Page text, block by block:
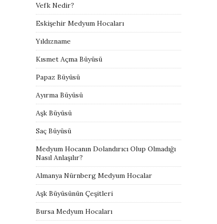
Vefk Nedir?
Eskişehir Medyum Hocaları
Yıldızname
Kısmet Açma Büyüsü
Papaz Büyüsü
Ayırma Büyüsü
Aşk Büyüsü
Saç Büyüsü
Medyum Hocanın Dolandırıcı Olup Olmadığı
Nasıl Anlaşılır?
Almanya Nürnberg Medyum Hocalar
Aşk Büyüsünün Çeşitleri
Bursa Medyum Hocaları